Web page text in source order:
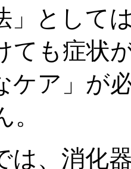
」として
ても症状
ケア」が
は、消化